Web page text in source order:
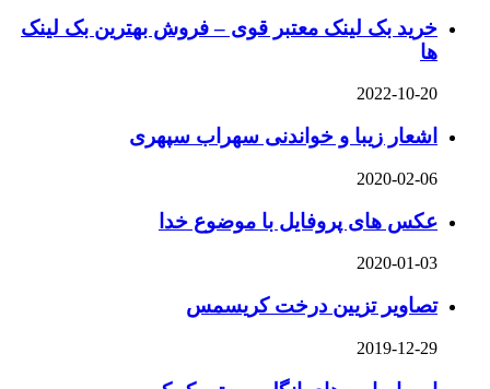
خرید بک لینک معتبر قوی – فروش بهترین بک لینک
ها
2022-10-20
اشعار زیبا و خواندنی سهراب سپهری
2020-02-06
عکس های پروفایل با موضوع خدا
2020-01-03
تصاویر تزیین درخت کریسمس
2019-12-29